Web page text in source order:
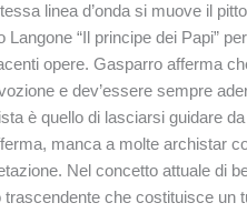
linea d’onda si muove il
Langone “Il principe dei Papi”
opere. Gasparro afferma
e dev’essere sempre
è quello di lasciarsi guidare
manca a molte archistar
Nel concetto attuale di
trascendente che costituisce un